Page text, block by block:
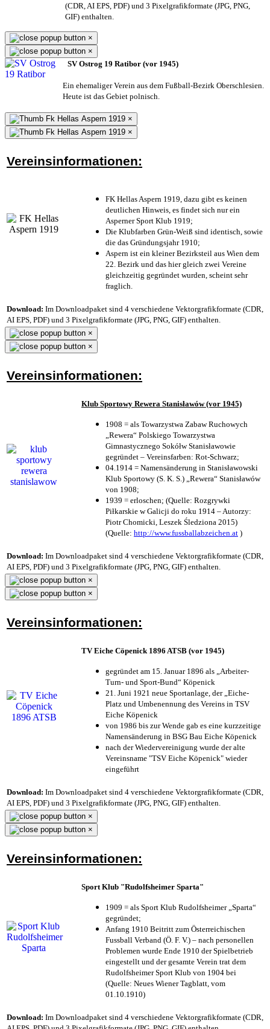
(CDR, AI EPS, PDF) und 3 Pixelgrafikformate (JPG, PNG,
GIF) enthalten.
×
×
SV Ostrog 19 Ratibor (vor 1945)
Ein ehemaliger Verein aus dem Fußball-Bezirk Oberschlesien.
Heute ist das Gebiet polnisch.
×
×
Vereinsinformationen:
FK Hellas Aspern 1919, dazu gibt es keinen
deutlichen Hinweis, es findet sich nur ein
Asperner Sport Klub 1919;
Die Klubfarben Grün-Weiß sind identisch, sowie
die das Gründungsjahr 1910;
Aspern ist ein kleiner Bezirksteil aus Wien dem
22. Bezirk und das hier gleich zwei Vereine
gleichzeitig gegründet wurden, scheint sehr
fraglich.
Download: Im Downloadpaket sind 4 verschiedene Vektorgrafikformate (CDR,
AI EPS, PDF) und 3 Pixelgrafikformate (JPG, PNG, GIF) enthalten.
×
×
Vereinsinformationen:
Klub Sportowy Rewera Stanisławów (vor 1945)
1908 = als Towarzystwa Zabaw Ruchowych
„Rewera“ Polskiego Towarzystwa
Gimnastycznego Sokółw Stanisławowie
gegründet – Vereinsfarben: Rot-Schwarz;
04.1914 = Namensänderung in Stanisławowski
Klub Sportowy (S. K. S.) „Rewera“ Stanisławów
von 1908;
1939 = erloschen; (Quelle: Rozgrywki
Piłkarskie w Galicji do roku 1914 – Autorzy:
Piotr Chomicki, Leszek Śledziona 2015)
(Quelle: http://www.fussballabzeichen.at )
Download: Im Downloadpaket sind 4 verschiedene Vektorgrafikformate (CDR,
AI EPS, PDF) und 3 Pixelgrafikformate (JPG, PNG, GIF) enthalten.
×
×
Vereinsinformationen:
TV Eiche Cöpenick 1896 ATSB (vor 1945)
gegründet am 15. Januar 1896 als „Arbeiter-
Turn- und Sport-Bund“ Köpenick
21. Juni 1921 neue Sportanlage, der „Eiche-
Platz und Umbenennung des Vereins in TSV
Eiche Köpenick
von 1986 bis zur Wende gab es eine kurzzeitige
Namensänderung in BSG Bau Eiche Köpenick
nach der Wiedervereinigung wurde der alte
Vereinsname "TSV Eiche Köpenick" wieder
eingeführt
Download: Im Downloadpaket sind 4 verschiedene Vektorgrafikformate (CDR,
AI EPS, PDF) und 3 Pixelgrafikformate (JPG, PNG, GIF) enthalten.
×
×
Vereinsinformationen:
Sport Klub "Rudolfsheimer Sparta"
1909 = als Sport Klub Rudolfsheimer „Sparta“
gegründet;
Anfang 1910 Beitritt zum Österreichischen
Fussball Verband (Ö. F. V.) – nach personellen
Problemen wurde Ende 1910 der Spielbetrieb
eingestellt und der gesamte Verein trat dem
Rudolfsheimer Sport Klub von 1904 bei
(Quelle: Neues Wiener Tagblatt, vom
01.10.1910)
Download: Im Downloadpaket sind 4 verschiedene Vektorgrafikformate (CDR,